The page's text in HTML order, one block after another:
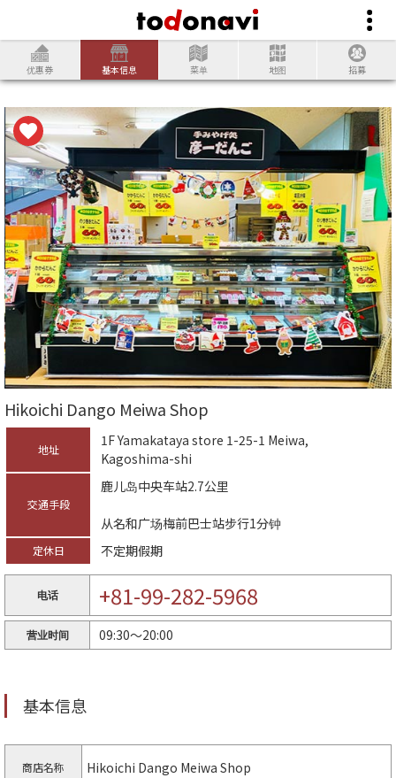
优惠券 基本信息 菜单 地图 招募
Hikoichi Dango Meiwa Shop
地址
1F Yamakataya store 1-25-1 Meiwa,
Kagoshima-shi
交通手段
鹿儿岛中央车站2.7公里
从名和广场梅前巴士站步行1分钟
定休日 不定期假期
电话 +81-99-282-5968
营业时间 09:30～20:00
基本信息
商店名称 Hikoichi Dango Meiwa Shop